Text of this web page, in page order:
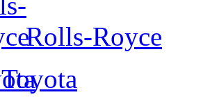
Rolls-Royce
Toyota